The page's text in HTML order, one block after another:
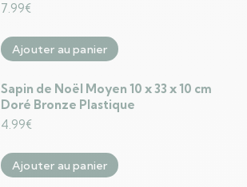
7.99€
Ajouter au panier
Sapin de Noël Moyen 10 x 33 x 10 cm
Doré Bronze Plastique
4.99€
Ajouter au panier